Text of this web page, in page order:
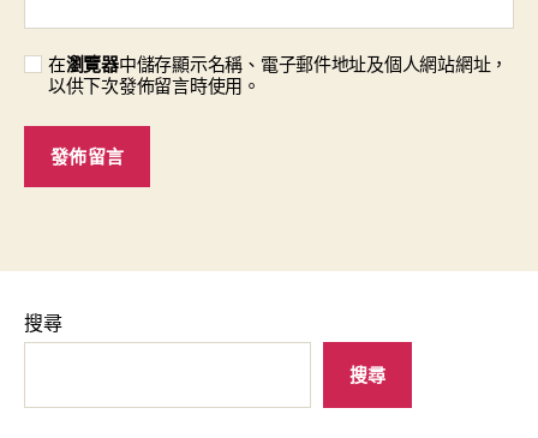
在瀏覽器中儲存顯示名稱、電子郵件地址及個人網站網址，
以供下次發佈留言時使用。
搜尋
搜尋